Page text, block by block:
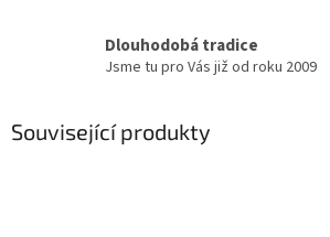
Dlouhodobá tradice
Jsme tu pro Vás již od roku 2009
Související produkty